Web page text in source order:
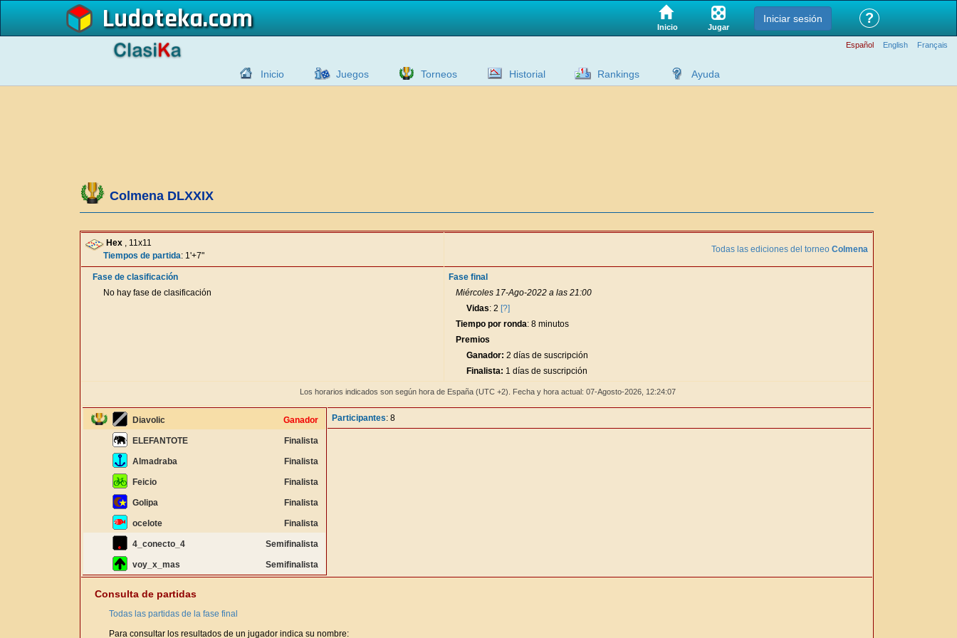
Ludoteka Inicio Jugar
Iniciar sesión ?
Español English Français
Inicio Juegos Torneos Historial Rankings Ayuda
Colmena DLXXIX
Hex , 11x11
Tiempos de partida: 1'+7"
Todas las ediciones del torneo Colmena
Fase de clasificación
No hay fase de clasificación
Fase final
Miércoles 17-Ago-2022 a las 21:00
Vidas: 2 [?]
Tiempo por ronda: 8 minutos
Premios
Ganador: 2 días de suscripción
Finalista: 1 días de suscripción
Los horarios indicados son según hora de España (UTC +2). Fecha y hora actual: 07-Agosto-2026, 12:24:08
Diavolic Ganador
ELEFANTOTE Finalista
Almadraba Finalista
Feicio Finalista
Golipa Finalista
ocelote Finalista
4_conecto_4 Semifinalista
voy_x_mas Semifinalista
Participantes: 8
Consulta de partidas
Todas las partidas de la fase final
Para consultar los resultados de un jugador indica su nombre: